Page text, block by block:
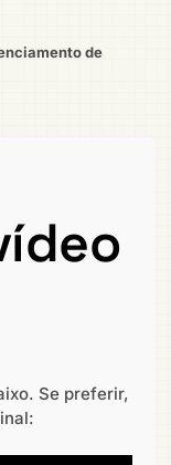
de
Se preferir,